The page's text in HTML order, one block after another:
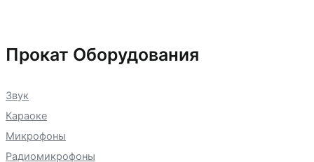
Прокат Оборудования
Звук
Караоке
Микрофоны
Радиомикрофоны